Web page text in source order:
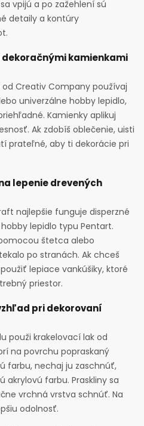
vpijú a po zažehlení sú
detaily a kontúry
kamienkami
Creativ Company používaj
univerzálne hobby lepidlo,
Kamienky aplikuj
Ak zdobíš oblečenie, uisti
prateľné, aby ti dekorácie pri
lepenie drevených
najlepšie funguje disperzné
lepidlo typu Pentart.
štetca alebo
po stranách. Ak chceš
lepiace vankúšiky, ktoré
priestor.
pri dekorovaní
použi krakelovací lak od
na povrchu popraskaný
farbu, nechaj ju zaschnúť,
akrylovú farbu. Praskliny sa
vrchná vrstva schnúť. Na
odolnosť.